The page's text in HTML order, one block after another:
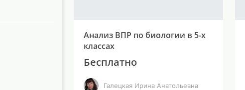
Анализ ВПР по биологии в 5-х
классах
Бесплатно
Галецкая Ирина Анатольевна